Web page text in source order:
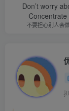
Don’t worry
不要担心别人会